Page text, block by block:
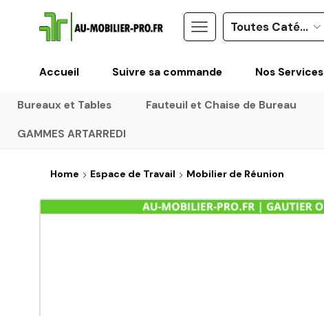
Accueil Suivre sa commande Nos Services
Bureaux et Tables Fauteuil et Chaise de Bureau
GAMMES ARTARREDI
Home Espace de Travail Mobilier de Réunion